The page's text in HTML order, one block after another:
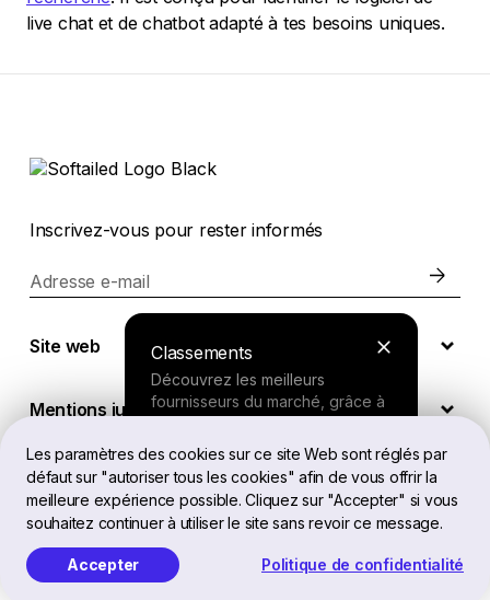
Les paramètres des cookies sur ce site Web sont réglés par
défaut sur "autoriser tous les cookies" afin de vous offrir la
meilleure expérience possible. Cliquez sur "Accepter" si vous
souhaitez continuer à utiliser le site sans revoir ce message.
Accepter Politique de confidentialité
live chat et de chatbot adapté à tes besoins uniques.
Classements
Découvrez les meilleurs
fournisseurs du marché, grâce à
Outil de recherche
Répondez à quelques questions
sur vos besoins et recevez une
recommandation personnalisée.
Inscrivez-vous pour rester informés
Adresse e-mail
Site web
Mentions juridiques
FR
Softailed™ Tous droits réservés, 2026